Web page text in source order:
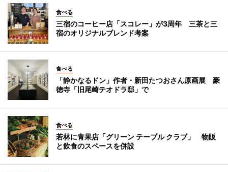
食べる
三宿のコーヒー店「スコレー」が3周年 三茶と三
宿のオリジナルブレンド考案
食べる
「静かなるドン」作者・新田たつおさん原画展 豪
徳寺「旧尾崎テオドラ邸」で
食べる
若林に青果店「グリーン テーブル クラブ」 物販
と飲食のスペースを併設